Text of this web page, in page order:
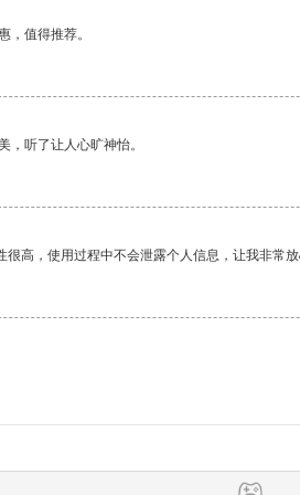
，值得推荐。
，听了让人心旷神怡。
很高，使用过程中不会泄露个人信息，让我非常